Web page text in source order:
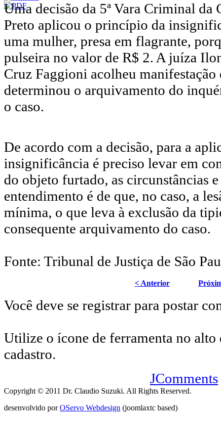
Uma decisão da 5ª Vara Criminal da
Preto aplicou o princípio da
uma mulher, presa em flagrante,
pulseira no valor de R$ 2. A juíza
Cruz Faggioni acolheu
determinou o arquivamento do
o caso.
De acordo com a decisão, para a
insignificância é preciso levar em
do objeto furtado, as circunstâncias
entendimento é de que, no caso, a
mínima, o que leva à exclusão da
consequente arquivamento do caso.
Fonte: Tribunal de Justiça de São
< Anterior
Você deve se registrar para postar
Utilize o ícone de ferramenta no alto
cadastro.
JComments
Copyright © 2011 Dr. Claudio Suzuki. All Rights Reserved.
desenvolvido porOServo Webdesign (joomlaxtc based)